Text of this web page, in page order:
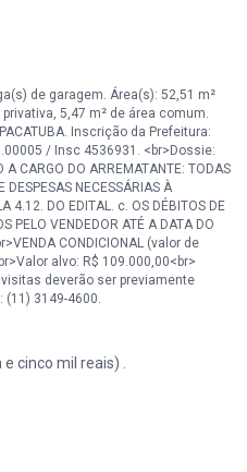
de garagem. Área(s): 52,51 m²
5,47 m² de área comum.
Inscrição da Prefeitura:
/ Insc 4536931. <br>Dossie:
CARGO DO ARREMATANTE: TODAS
DESPESAS NECESSÁRIAS À
4.12. DO EDITAL. c. OS DÉBITOS DE
PELO VENDEDOR ATÉ A DATA DO
CONDICIONAL (valor de
alvo: R$ 109.000,00<br>
visitas deverão ser previamente
(11) 3149-4600.
cinco mil reais) .